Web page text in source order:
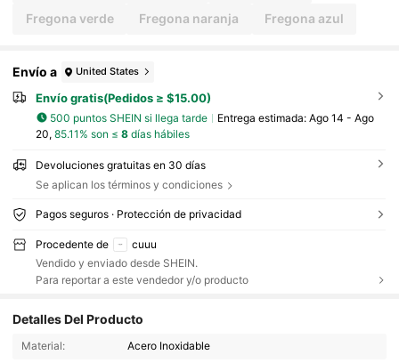
Fregona verde Fregona naranja Fregona azul
Envío a United States
Envío gratis(Pedidos ≥ $15.00)
500 puntos SHEIN si llega tarde Entrega estimada: Ago 14 - Ago
20, 85.11% son ≤ 8días hábiles
Devoluciones gratuitas en 30 días
Se aplican los términos y condiciones
Pagos seguros · Protección de privacidad
Procedente de
cuuu
Vendido y enviado desde SHEIN.
Para reportar a este vendedor y/o producto
Detalles Del Producto
Material: Acero Inoxidable
4.71
1K Seguidores